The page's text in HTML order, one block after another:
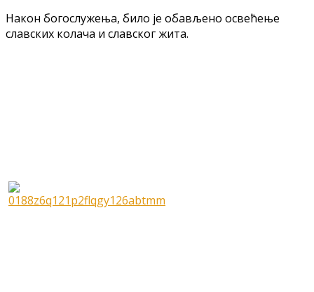
Након богослужења, било је обављено освећење
славских колача и славског жита.